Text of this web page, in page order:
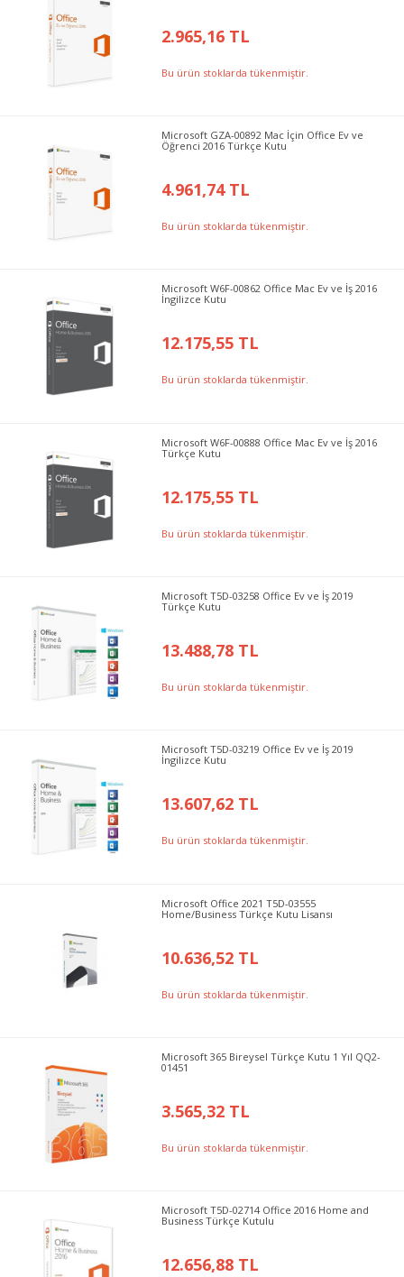
2.965,16 TL
Bu ürün stoklarda tükenmiştir.
Microsoft GZA-00892 Mac İçin Office Ev ve
Öğrenci 2016 Türkçe Kutu
4.961,74 TL
Bu ürün stoklarda tükenmiştir.
Microsoft W6F-00862 Office Mac Ev ve İş 2016
İngilizce Kutu
12.175,55 TL
Bu ürün stoklarda tükenmiştir.
Microsoft W6F-00888 Office Mac Ev ve İş 2016
Türkçe Kutu
12.175,55 TL
Bu ürün stoklarda tükenmiştir.
Microsoft T5D-03258 Office Ev ve İş 2019
Türkçe Kutu
13.488,78 TL
Bu ürün stoklarda tükenmiştir.
Microsoft T5D-03219 Office Ev ve İş 2019
İngilizce Kutu
13.607,62 TL
Bu ürün stoklarda tükenmiştir.
Microsoft Office 2021 T5D-03555
Home/Business Türkçe Kutu Lisansı
10.636,52 TL
Bu ürün stoklarda tükenmiştir.
Microsoft 365 Bireysel Türkçe Kutu 1 Yıl QQ2-
01451
3.565,32 TL
Bu ürün stoklarda tükenmiştir.
Microsoft T5D-02714 Office 2016 Home and
Business Türkçe Kutulu
12.656,88 TL